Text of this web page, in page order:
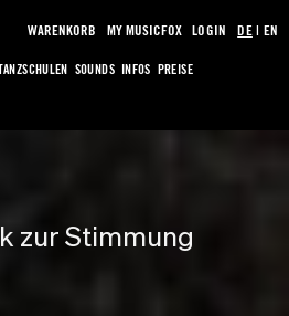
SOUNDS INFOS PREISE
WARENKORB MY MUSICFOX LOGIN DE| EN
zur Stimmung